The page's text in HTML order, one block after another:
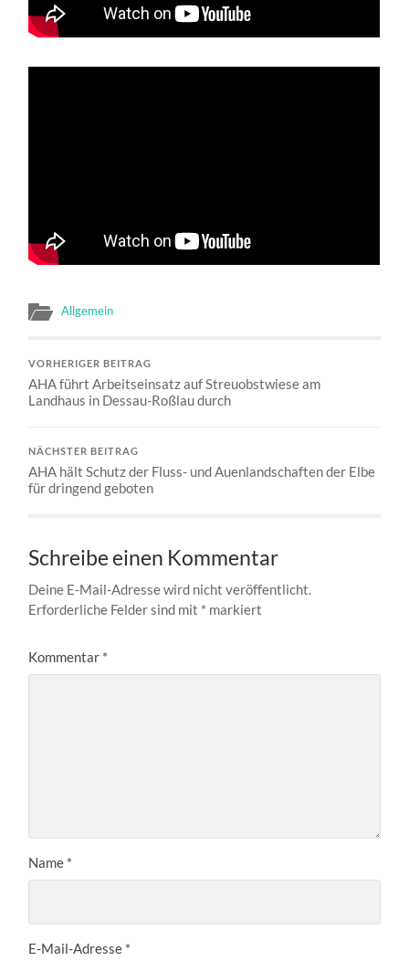
Allgemein
VORHERIGER BEITRAG
AHA führt Arbeitseinsatz auf Streuobstwiese am
Landhaus in Dessau-Roßlau durch
NÄCHSTER BEITRAG
AHA hält Schutz der Fluss- und Auenlandschaften der Elbe
für dringend geboten
Schreibe einen Kommentar
Deine E-Mail-Adresse wird nicht veröffentlicht.
Erforderliche Felder sind mit * markiert
Kommentar *
Name *
E-Mail-Adresse *